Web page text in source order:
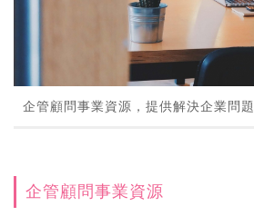
企管顧問事業資源，提供解決企業問題
企管顧問事業資源